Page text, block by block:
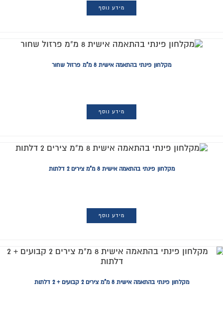
מידע נוסף
מקלחון פינתי בהתאמה אישית 8 מ"מ פרזול שחור
מידע נוסף
מקלחון פינתי בהתאמה אישית 8 מ"מ צירים 2 דלתות
מידע נוסף
מקלחון פינתי בהתאמה אישית 8 מ"מ צירים 2 קבועים + 2 דלתות